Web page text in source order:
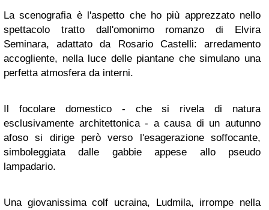
La scenografia è l'aspetto che ho più apprezzato nello
spettacolo tratto dall'omonimo romanzo di Elvira
Seminara, adattato da Rosario Castelli: arredamento
accogliente, nella luce delle piantane che simulano una
perfetta atmosfera da interni.
Il focolare domestico - che si rivela di natura
esclusivamente architettonica - a causa di un autunno
afoso si dirige però verso l'esagerazione soffocante,
simboleggiata dalle gabbie appese allo pseudo
lampadario.
Una giovanissima colf ucraina, Ludmila, irrompe nella